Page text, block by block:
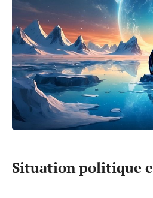
Situation politique